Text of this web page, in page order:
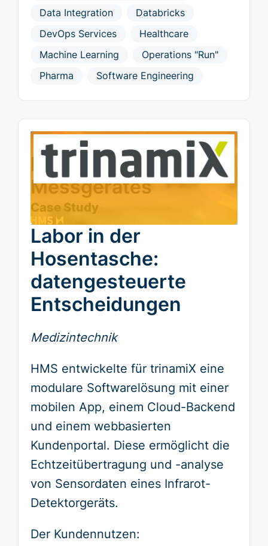
Data Integration
Databricks
DevOps Services
Healthcare
Machine Learning
Operations "Run"
Pharma
Software Engineering
Labor in der
Hosentasche:
datengesteuerte
Entscheidungen
Medizintechnik
HMS entwickelte für trinamiX eine
modulare Softwarelösung mit einer
mobilen App, einem Cloud-Backend
und einem webbasierten
Kundenportal. Diese ermöglicht die
Echtzeitübertragung und -analyse
von Sensordaten eines Infrarot-
Detektorgeräts.
Der Kundennutzen:
Entwicklung eines
Messgerätes
Case Study